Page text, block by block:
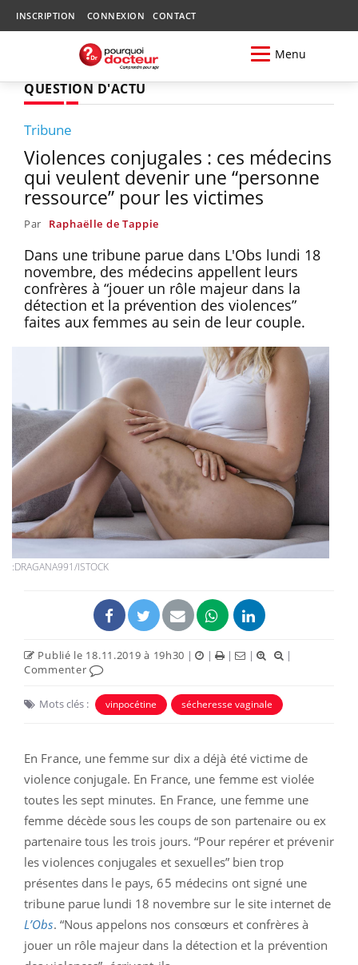
INSCRIPTION CONNEXION CONTACT
Menu
QUESTION D'ACTU
Tribune
Violences conjugales : ces médecins
qui veulent devenir une “personne
ressource” pour les victimes
Par Raphaëlle de Tappie
Dans une tribune parue dans L'Obs lundi 18
novembre, des médecins appellent leurs
confrères à “jouer un rôle majeur dans la
détection et la prévention des violences”
faites aux femmes au sein de leur couple.
:DRAGANA991/ISTOCK
Publié le 18.11.2019 à 19h30 | | | |
|
Commenter
Mots clés : vinpocétine sécheresse vaginale
En France, une femme sur dix a déjà été victime de
violence conjugale. En France, une femme est violée
toutes les sept minutes. En France, une femme une
femme décède sous les coups de son partenaire ou ex
partenaire tous les trois jours. “Pour repérer et prévenir
les violences conjugales et sexuelles”bien trop
présentes dans le pays, 65 médecins ont signé une
tribune parue lundi 18 novembre sur le site internet de
L’Obs. “Nous appelons nos consœurs et confrères à
jouer un rôle majeur dans la détection et la prévention